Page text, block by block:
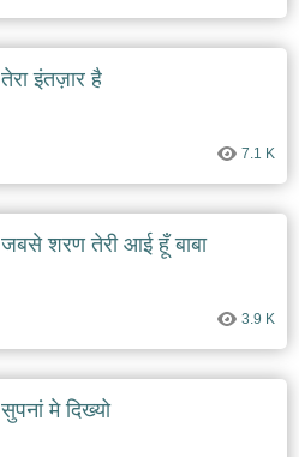
तेरा इंतज़ार है
7.1 K
जबसे शरण तेरी आई हूँ बाबा
3.9 K
सुपनां मे दिख्यो